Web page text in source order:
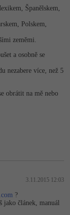
Španělskem,
Polskem,
zeměmi.
a osobně se
nezabere více, než 5
obrátit na mě nebo
3.11.2015 12:03
?
jako článek, manuál